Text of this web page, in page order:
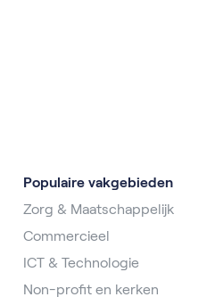
Populaire vakgebieden
Zorg & Maatschappelijk
Commercieel
ICT & Technologie
Non-profit en kerken